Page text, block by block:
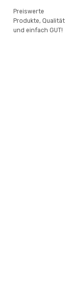
Preiswerte
Produkte, Qualität
und einfach GUT!